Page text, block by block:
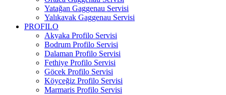
Yatağan Gaggenau Servisi
Yalıkavak Gaggenau Servisi
PROFILO
Akyaka Profilo Servisi
Bodrum Profilo Servisi
Dalaman Profilo Servisi
Fethiye Profilo Servisi
Göcek Profilo Servisi
Köyceğiz Profilo Servisi
Marmaris Profilo Servisi